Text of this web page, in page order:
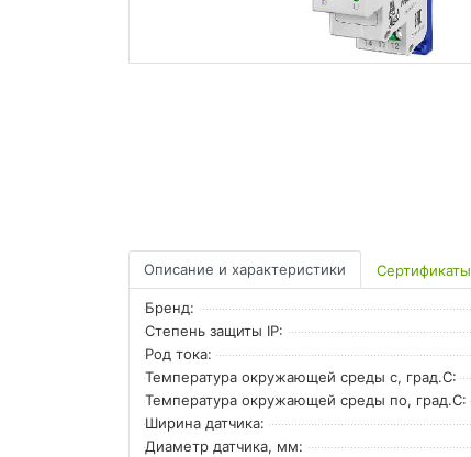
Описание и характеристики Сертификаты
Бренд:
Степень защиты IP:
Род тока:
Температура окружающей среды с, град.C:
Температура окружающей среды по, град.C:
Ширина датчика:
Диаметр датчика, мм: